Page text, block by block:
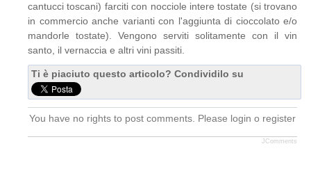
cantucci toscani) farciti con nocciole intere tostate (si trovano
in commercio anche varianti con l'aggiunta di cioccolato e/o
mandorle tostate). Vengono serviti solitamente con il vin
santo, il vernaccia e altri vini passiti.
Ti è piaciuto questo articolo? Condividilo su
You have no rights to post comments. Please login o register
JComments